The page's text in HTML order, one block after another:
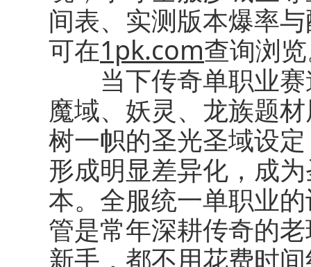
间表、实测版本爆率
可在1pk.com查询浏
当下传奇单职业赛
魔域、妖灵、龙族题
树一帜的圣光圣域设
形成明显差异化，成
本。全服统一单职业
管是常年深耕传奇的
新手，都不用花费时